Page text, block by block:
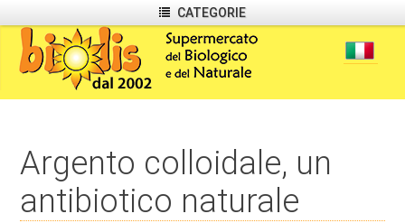
CATEGORIE
Argento colloidale, un
antibiotico naturale